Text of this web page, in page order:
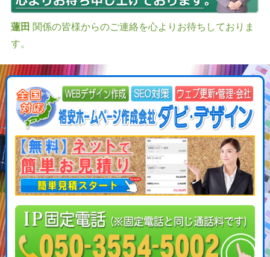
蓮田 関係の皆様からのご連絡を心よりお待ちしておりま
す。